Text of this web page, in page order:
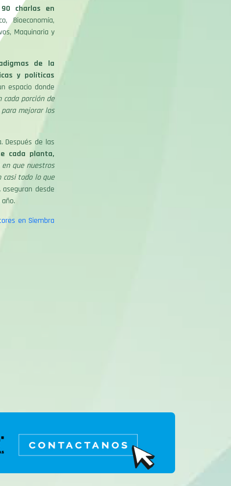
charlas en
Bioeconomía,
Maquinaria y
de la
y políticas
espacio donde
cada porción de
mejorar los
de las
cada planta,
que nuestros
casi todo lo que
aseguran desde
en Siembra